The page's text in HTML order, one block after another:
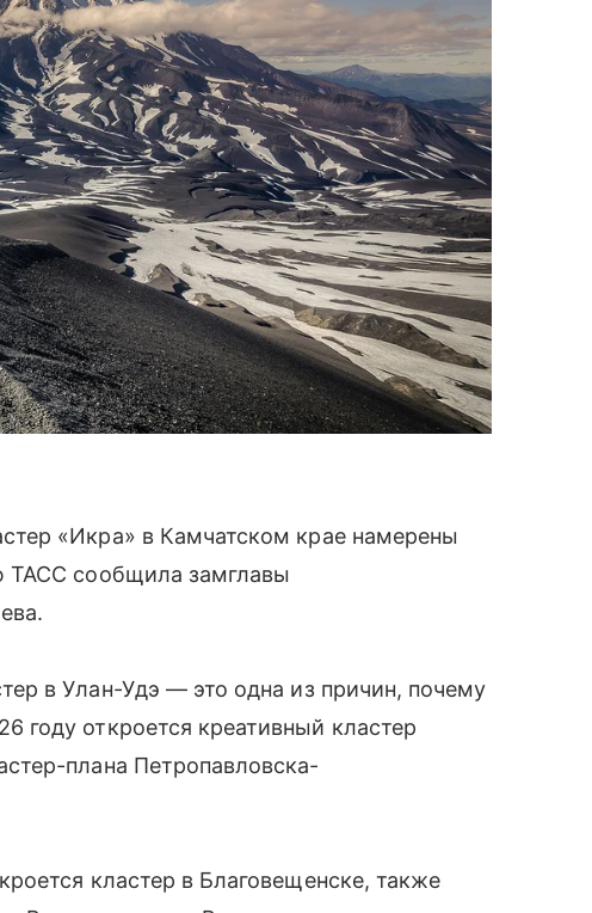
«Икра» в Камчатском крае намерены
ТАСС сообщила замглавы
в Улан-Удэ — это одна из причин, почему
году откроется креативный кластер
плана Петропавловска-
кластер в Благовещенске, также